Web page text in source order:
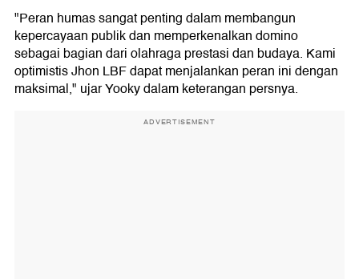
"Peran humas sangat penting dalam membangun
kepercayaan publik dan memperkenalkan domino
sebagai bagian dari olahraga prestasi dan budaya. Kami
optimistis Jhon LBF dapat menjalankan peran ini dengan
maksimal," ujar Yooky dalam keterangan persnya.
ADVERTISEMENT